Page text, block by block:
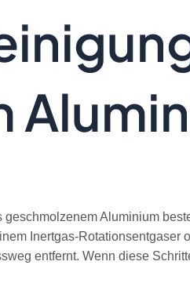
Aluminium
Inertgas-
entfernt. Wenn diese